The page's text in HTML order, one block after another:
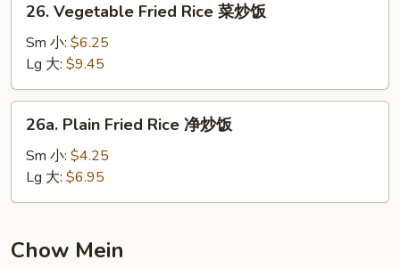
Vegetable
Fried
Rice
菜
炒
26. Vegetable Fried Rice 菜炒饭
Sm 小: $6.25
Lg 大: $9.45
Plain
Fried
Rice
净
饭
26a. Plain Fried Rice 净炒饭
Sm 小: $4.25
Lg 大: $6.95
Chow Mein